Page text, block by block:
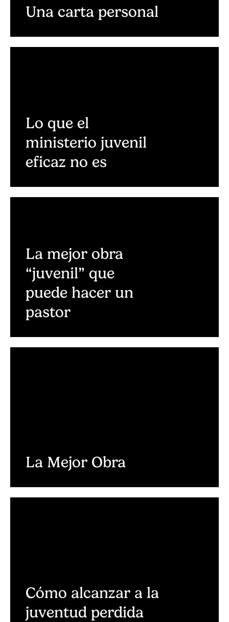
Una carta personal
Lo que el
ministerio juvenil
eficaz no es
La mejor obra
“juvenil” que
puede hacer un
pastor
La Mejor Obra
Cómo alcanzar a la
juventud perdida